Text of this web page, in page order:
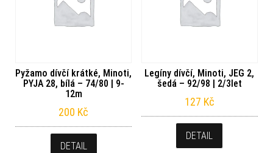
Pyžamo dívčí krátké, Minoti,
PYJA 28, bílá – 74/80 | 9-
12m
200 Kč
DETAIL
Legíny dívčí, Minoti, JEG 2,
šedá – 92/98 | 2/3let
127 Kč
DETAIL